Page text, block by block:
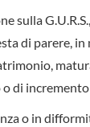
sulla
di parere,
di
o in